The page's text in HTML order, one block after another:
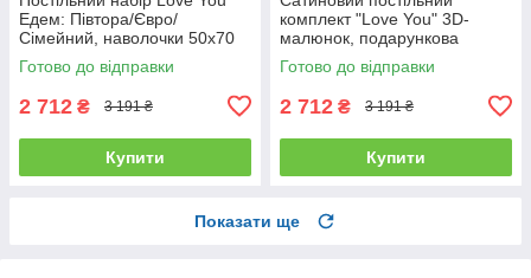
Едем: Півтора/Євро/
Сімейний, наволочки 50x70
полуторний
Готово до відправки
2 712 ₴ 3 191 ₴
Купити
комплект "Love You" 3D-
малюнок, подарункова
упаковка полуторний
Готово до відправки
2 712 ₴ 3 191 ₴
Купити
Показати ще